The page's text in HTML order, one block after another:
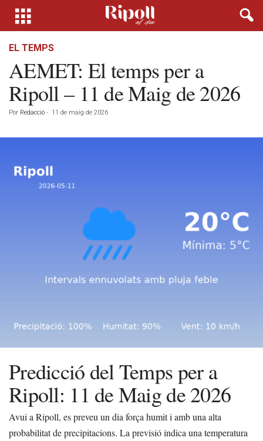
EL TEMPS
AEMET: El temps per a
Ripoll – 11 de Maig de 2026
Por Redacció - 11 de maig de 2026
Predicció del Temps per a
Ripoll: 11 de Maig de 2026
Avui a Ripoll, es preveu un dia força humit i amb una alta
probabilitat de precipitacions. La previsió indica una temperatura